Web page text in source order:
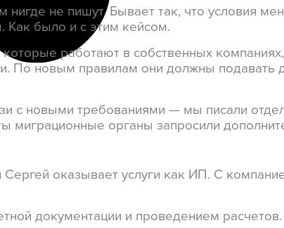
не пишут. Бывает так, что условия
Как было и с этим кейсом.
работают в собственных компаниях,
. По новым правилам они должны подавать
с новыми требованиями — мы писали
миграционные органы запросили
оказывает услуги как ИП. С
документации и проведением